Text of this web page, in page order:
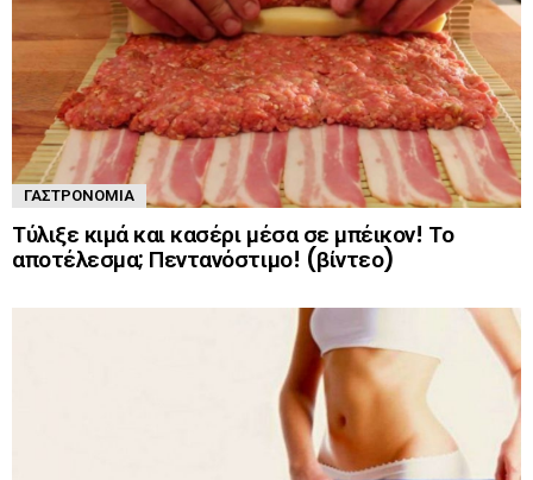
ΓΑΣΤΡΟΝΟΜΊΑ
Τύλιξε κιμά και κασέρι μέσα σε μπέικον! Το
αποτέλεσμα; Πεντανόστιμο! (βίντεο)